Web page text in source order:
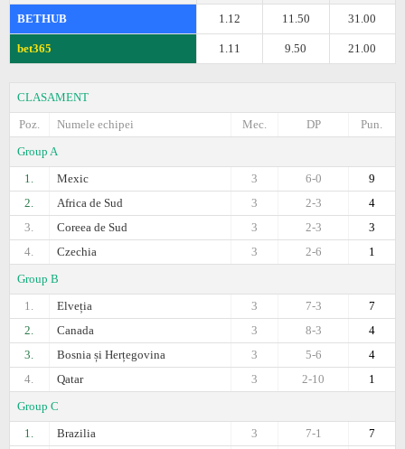
BETHUB 31.00
11.50
1.12
bet365 21.00
9.50
1.11
CLASAMENT
Poz.
Numele echipei Pun.
DP
Mec.
Group A
1.
Mexic 9
6-0
3
2.
Africa de Sud 4
2-3
3
3.
Coreea de Sud 3
2-3
3
4.
Czechia 1
2-6
3
Group B
1.
Elveția 7
7-3
3
2.
Canada 4
8-3
3
3.
Bosnia și Herțegovina 4
5-6
3
4.
Qatar 1
2-10
3
Group C
1.
Brazilia 7
7-1
3